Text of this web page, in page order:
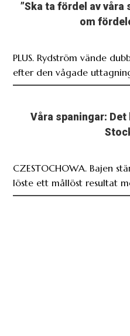
”Ska ta fördel av våra
om
PLUS. Rydström vände
efter den vågade
Våra spaningar:
CZESTOCHOWA. Bajen
löste ett mållöst resultat